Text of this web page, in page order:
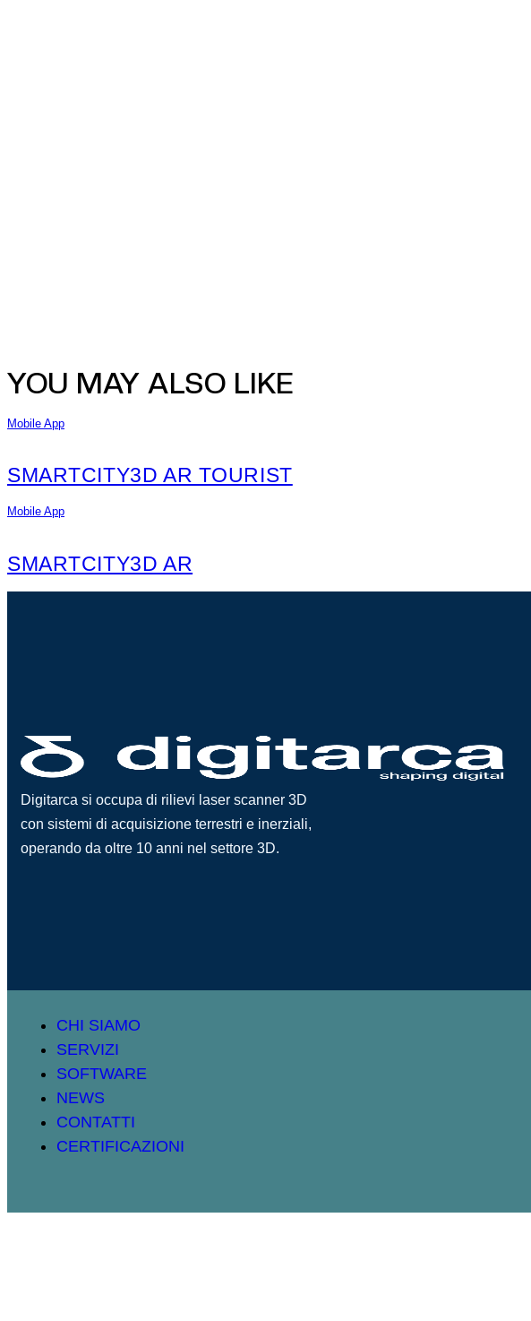
YOU MAY ALSO LIKE
Mobile App
SMARTCITY3D AR TOURIST
Mobile App
SMARTCITY3D AR
Digitarca si occupa di rilievi laser scanner 3D
con sistemi di acquisizione terrestri e inerziali,
operando da oltre 10 anni nel settore 3D.
CHI SIAMO
SERVIZI
SOFTWARE
NEWS
CONTATTI
CERTIFICAZIONI